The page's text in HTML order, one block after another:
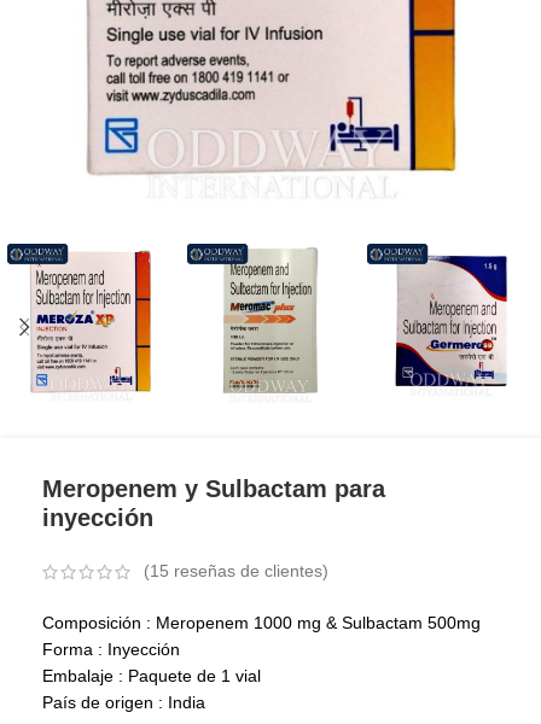
Meropenem y Sulbactam para
inyección
(15 reseñas de clientes)
Composición : Meropenem 1000 mg & Sulbactam 500mg
Forma : Inyección
Embalaje : Paquete de 1 vial
País de origen : India